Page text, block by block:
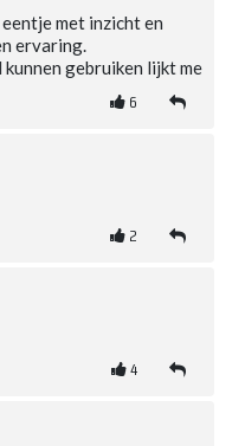
met inzicht en
ervaring.
gebruiken lijkt me
6
2
4